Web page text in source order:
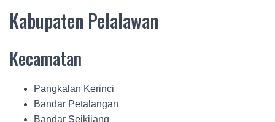
Kabupaten Pelalawan
Kecamatan
Pangkalan Kerinci
Bandar Petalangan
Bandar Seikijang